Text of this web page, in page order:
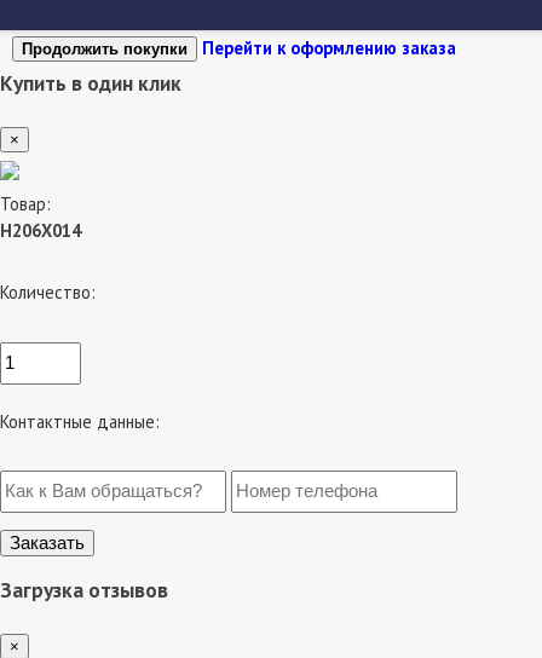
Продолжить покупки Перейти к оформлению заказа
Купить в один клик
×
Товар:
H206X014
Количество:
Контактные данные:
Загрузка отзывов
×